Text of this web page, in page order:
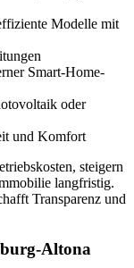
Modelle mit
Smart-Home-
oder
und Komfort
steigern
langfristig.
Transparenz und
Altona